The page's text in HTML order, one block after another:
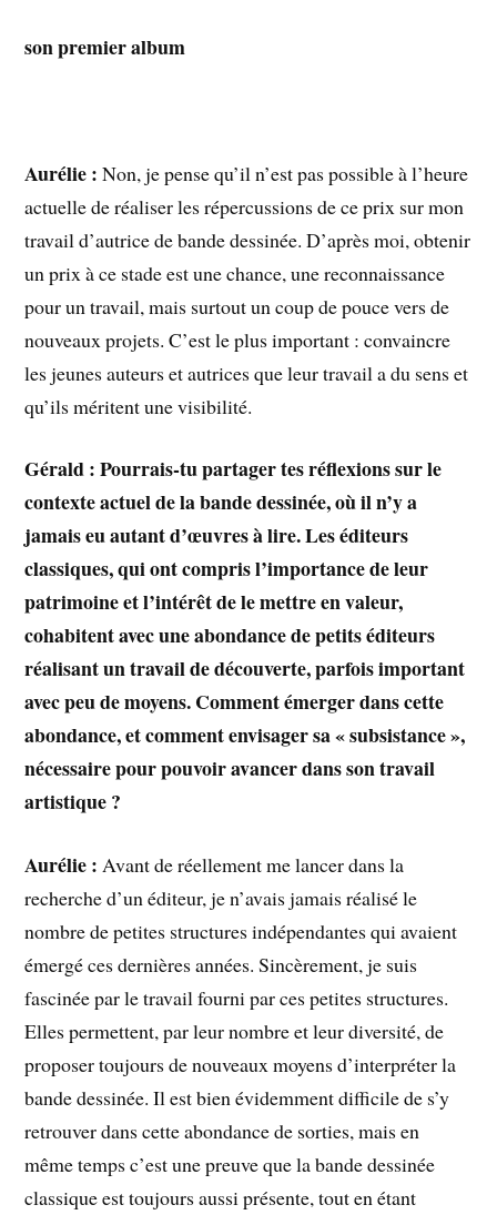
son premier album
Aurélie : Non, je pense qu’il n’est pas possible à l’heure
actuelle de réaliser les répercussions de ce prix sur mon
travail d’autrice de bande dessinée. D’après moi, obtenir
un prix à ce stade est une chance, une reconnaissance
pour un travail, mais surtout un coup de pouce vers de
nouveaux projets. C’est le plus important : convaincre
les jeunes auteurs et autrices que leur travail a du sens et
qu’ils méritent une visibilité.
Gérald : Pourrais-tu partager tes réflexions sur le
contexte actuel de la bande dessinée, où il n’y a
jamais eu autant d’œuvres à lire. Les éditeurs
classiques, qui ont compris l’importance de leur
patrimoine et l’intérêt de le mettre en valeur,
cohabitent avec une abondance de petits éditeurs
réalisant un travail de découverte, parfois important
avec peu de moyens. Comment émerger dans cette
abondance, et comment envisager sa « subsistance »,
nécessaire pour pouvoir avancer dans son travail
artistique ?
Aurélie : Avant de réellement me lancer dans la
recherche d’un éditeur, je n’avais jamais réalisé le
nombre de petites structures indépendantes qui avaient
émergé ces dernières années. Sincèrement, je suis
fascinée par le travail fourni par ces petites structures.
Elles permettent, par leur nombre et leur diversité, de
proposer toujours de nouveaux moyens d’interpréter la
bande dessinée. Il est bien évidemment difficile de s’y
retrouver dans cette abondance de sorties, mais en
même temps c’est une preuve que la bande dessinée
classique est toujours aussi présente, tout en étant